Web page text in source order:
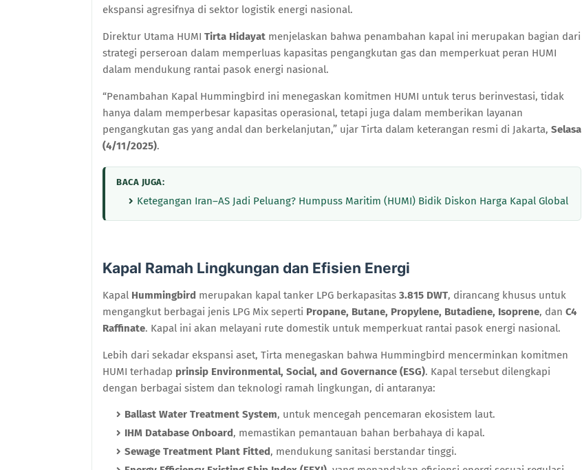
ekspansi agresifnya di sektor logistik energi nasional.
Direktur Utama HUMI Tirta Hidayat menjelaskan bahwa penambahan kapal ini merupakan bagian dari
strategi perseroan dalam memperluas kapasitas pengangkutan gas dan memperkuat peran HUMI
dalam mendukung rantai pasok energi nasional.
“Penambahan Kapal Hummingbird ini menegaskan komitmen HUMI untuk terus berinvestasi, tidak
hanya dalam memperbesar kapasitas operasional, tetapi juga dalam memberikan layanan
pengangkutan gas yang andal dan berkelanjutan,” ujar Tirta dalam keterangan resmi di Jakarta, Selasa
(4/11/2025).
BACA JUGA:
Ketegangan Iran–AS Jadi Peluang? Humpuss Maritim (HUMI) Bidik Diskon Harga Kapal Global
Kapal Ramah Lingkungan dan Efisien Energi
Kapal Hummingbird merupakan kapal tanker LPG berkapasitas 3.815 DWT, dirancang khusus untuk
mengangkut berbagai jenis LPG Mix seperti Propane, Butane, Propylene, Butadiene, Isoprene, dan C4
Raffinate. Kapal ini akan melayani rute domestik untuk memperkuat rantai pasok energi nasional.
Lebih dari sekadar ekspansi aset, Tirta menegaskan bahwa Hummingbird mencerminkan komitmen
HUMI terhadap prinsip Environmental, Social, and Governance (ESG). Kapal tersebut dilengkapi
dengan berbagai sistem dan teknologi ramah lingkungan, di antaranya:
Ballast Water Treatment System, untuk mencegah pencemaran ekosistem laut.
IHM Database Onboard, memastikan pemantauan bahan berbahaya di kapal.
Sewage Treatment Plant Fitted, mendukung sanitasi berstandar tinggi.